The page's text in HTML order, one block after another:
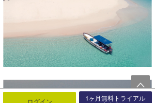
1ヶ月無料トライアル